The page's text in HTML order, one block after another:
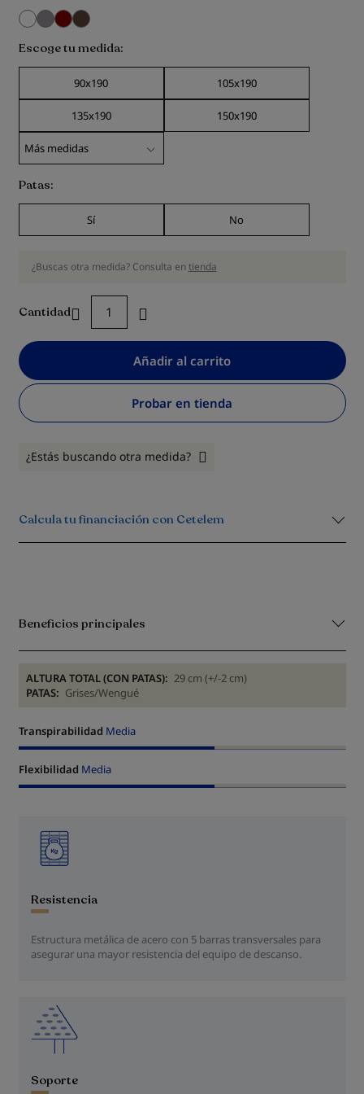
Escoge tu medida
90x190 105x190
135x190 150x190
Patas
Sí No
¿Buscas otra medida? Consulta en tienda
Cantidad
Añadir al carrito
Probar en tienda
¿Estás buscando otra medida?
Calcula tu financiación con Cetelem
Beneficios principales
ALTURA TOTAL (CON PATAS): 29 cm (+/-2 cm)
PATAS: Grises/Wengué
Transpirabilidad Media
Flexibilidad Media
Resistencia
Estructura metálica de acero con 5 barras transversales para
asegurar una mayor resistencia del equipo de descanso.
Soporte